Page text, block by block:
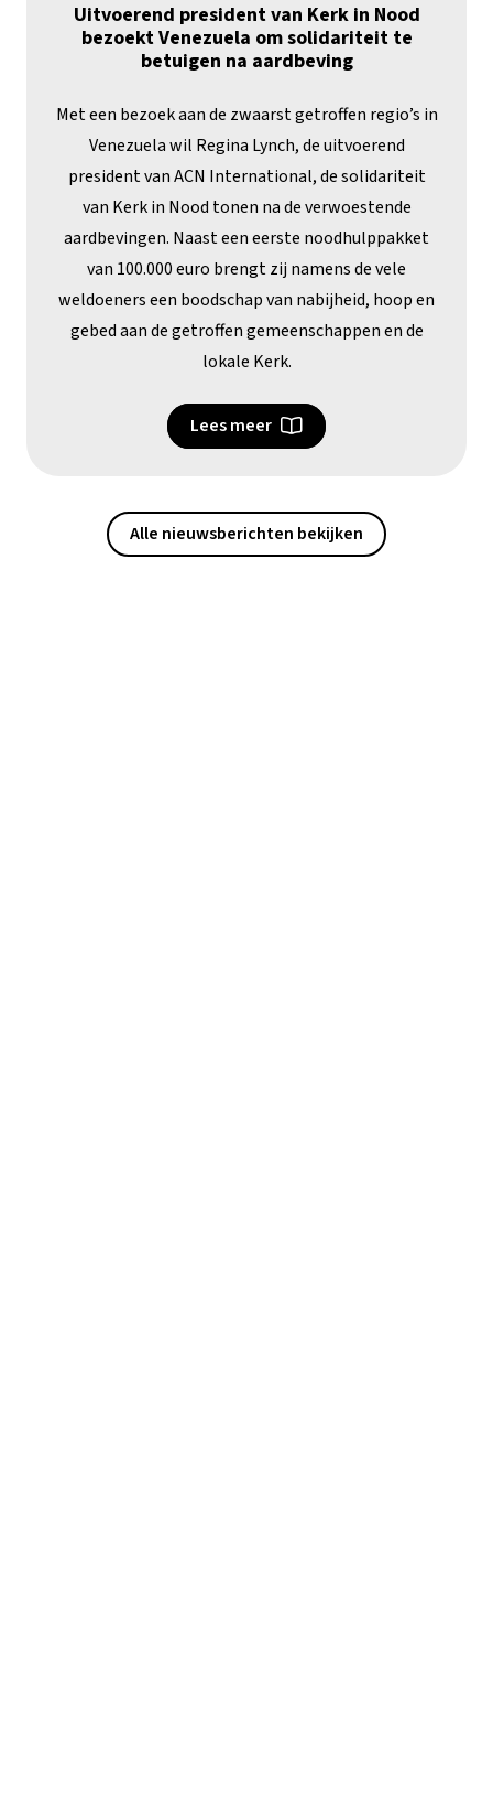
Uitvoerend president van Kerk in Nood
bezoekt Venezuela om solidariteit te
betuigen na aardbeving
Met een bezoek aan de zwaarst getroffen regio’s in
Venezuela wil Regina Lynch, de uitvoerend
president van ACN International, de solidariteit
van Kerk in Nood tonen na de verwoestende
aardbevingen. Naast een eerste noodhulppakket
van 100.000 euro brengt zij namens de vele
weldoeners een boodschap van nabijheid, hoop en
gebed aan de getroffen gemeenschappen en de
lokale Kerk.
Lees meer
Alle nieuwsberichten bekijken